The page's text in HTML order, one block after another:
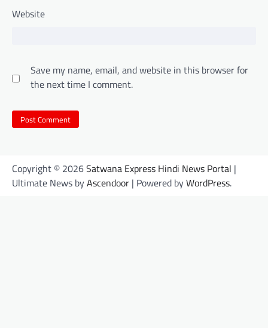
Website
Save my name, email, and website in this browser for
the next time I comment.
Copyright © 2026Satwana Express Hindi News Portal |
Ultimate News byAscendoor | Powered byWordPress.